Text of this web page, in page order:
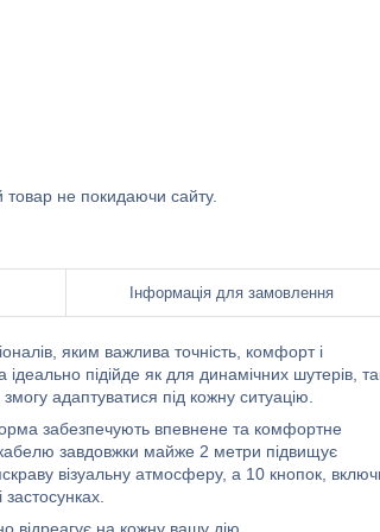
товар не покидаючи сайту.
Інформація для замовлення
яким важлива точність, комфорт і
підійде як для динамічних шутерів,
адаптуватися під кожну ситуацію.
забезпечують впевнене та комфортне
кабелю завдовжки майже 2 метри підвищує
візуальну атмосферу, а 10 кнопок,